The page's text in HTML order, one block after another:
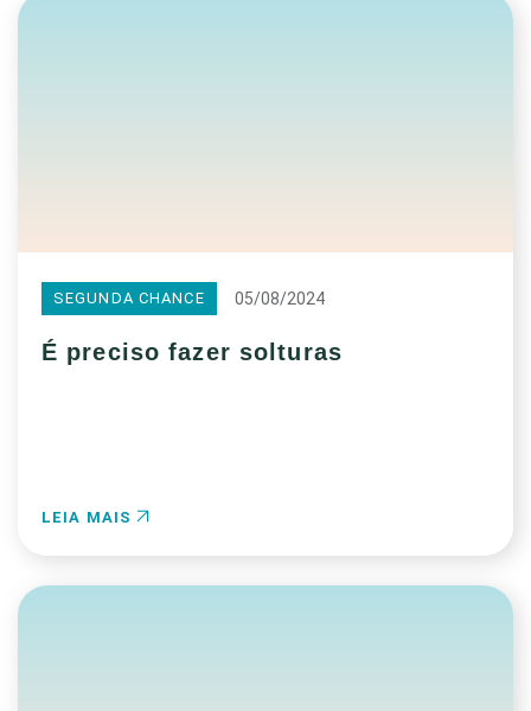
SEGUNDA CHANCE 05/08/2024
É preciso fazer solturas
LEIA MAIS